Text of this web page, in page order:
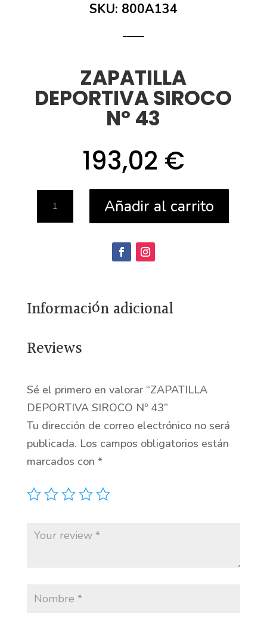
SKU: 800A134
ZAPATILLA
DEPORTIVA SIROCO
Nº 43
193,02 €
Añadir al carrito
Información adicional
Reviews
Sé el primero en valorar “ZAPATILLA
DEPORTIVA SIROCO Nº 43”
Tu dirección de correo electrónico no será
publicada. Los campos obligatorios están
marcados con *